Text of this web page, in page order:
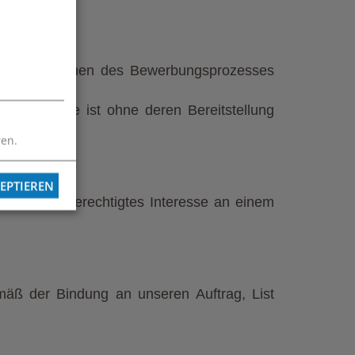
Im Rahmen des Bewerbungsprozesses
Website ist ohne deren Bereitstellung
unser berechtigtes Interesse an einem
der Bindung an unseren Auftrag, List